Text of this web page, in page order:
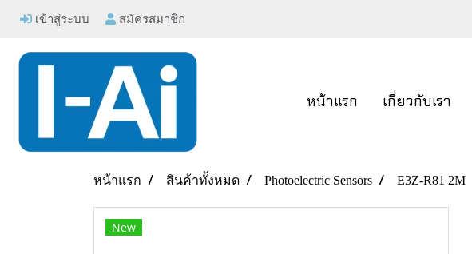
เข้าสู่ระบบ สมัครสมาชิก
หน้าแรก เกี่ยวกับเรา
หน้าแรก สินค้าทั้งหมด Photoelectric Sensors E3Z-R81 2M
New